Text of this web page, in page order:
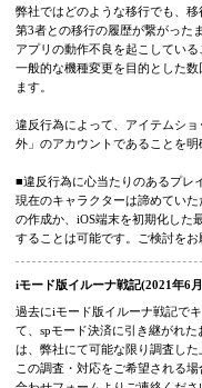
の動作不良に関するお問い合
問題のアカウントを随時調査
点を確認しております。
■問題が起きているアカウント
リアルマネートレードなどの
譲渡している
この行為は、本アプリが定める
弊社ではどのような移行でも
第3者との移行の履歴が繋がっ
アプリの動作不良を起こして
一般的な機種変更を目的とし
違反行為によって、アイテム
外」のアカウントであること